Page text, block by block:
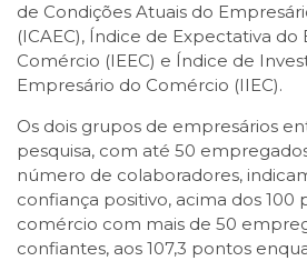
de Condições Atuais do
(ICAEC), Índice de Expectativa do
Comércio (IEEC) e Índice de
Empresário do Comércio (IIEC).
Os dois grupos de empresários
pesquisa, com até 50
número de colaboradores,
confiança positivo, acima dos 100
comércio com mais de 50
confiantes, aos 107,3 pontos